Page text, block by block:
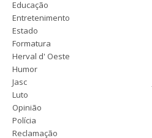
Educação
Entretenimento
Estado
Formatura
Herval d' Oeste
Humor
Jasc
Luto
Opinião
Polícia
Reclamação